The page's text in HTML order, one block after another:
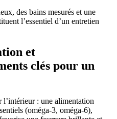
des bains mesurés et une
l’essentiel d’un entretien
et
clés pour un
l’intérieur : une alimentation
(oméga-3, oméga-6),